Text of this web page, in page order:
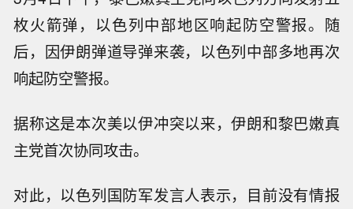
枚火箭弹，以色列中部地区响起防空警报。随
后，因伊朗弹道导弹来袭，以色列中部多地再次
响起防空警报。
据称这是本次美以伊冲突以来，伊朗和黎巴嫩真
主党首次协同攻击。
对此，以色列国防军发言人表示，目前没有情报